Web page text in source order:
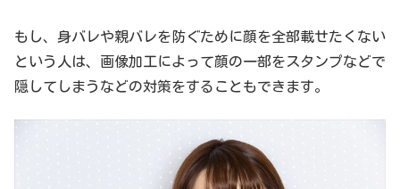
もし、身バレや親バレを防ぐために顔を全部載せたくない
という人は、画像加工によって顔の一部をスタンプなどで
隠してしまうなどの対策をすることもできます。